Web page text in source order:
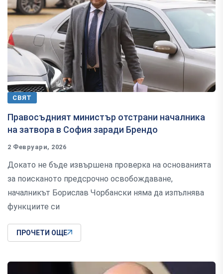
СВЯТ
Правосъдният министър отстрани началника
на затвора в София заради Брендо
2 Февруари, 2026
Докато не бъде извършена проверка на основанията
за поисканото предсрочно освобождаване,
началникът Борислав Чорбански няма да изпълнява
функциите си
ПРОЧЕТИ ОЩЕ